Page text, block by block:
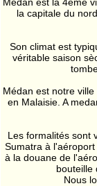
la capitale du
Son climat est
véritable saison
Médan est notre
en Malaisie. A
Les formalités sont
Sumatra à
à la douane de
bouteille
Nous